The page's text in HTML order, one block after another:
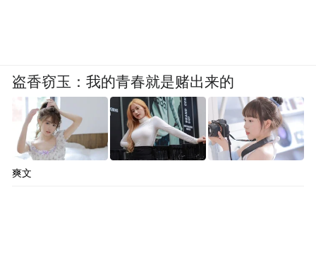
盗香窃玉：我的青春就是赌出来的
爽文